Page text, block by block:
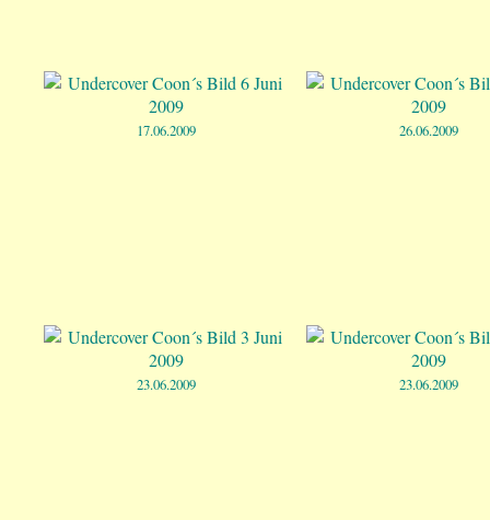
17.06.2009 26.06.2009
23.06.2009 23.06.2009